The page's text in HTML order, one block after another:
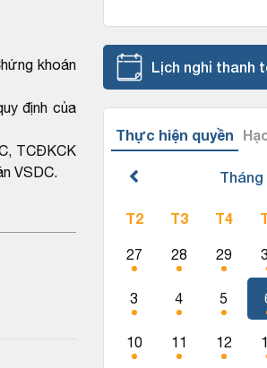
khoán
định của
TCĐKCK
VSDC.
Lịch nghỉ thanh
Thực hiện quyền
Tháng
T2 T3 T4
27 28 29
3 4 5
10 11 12